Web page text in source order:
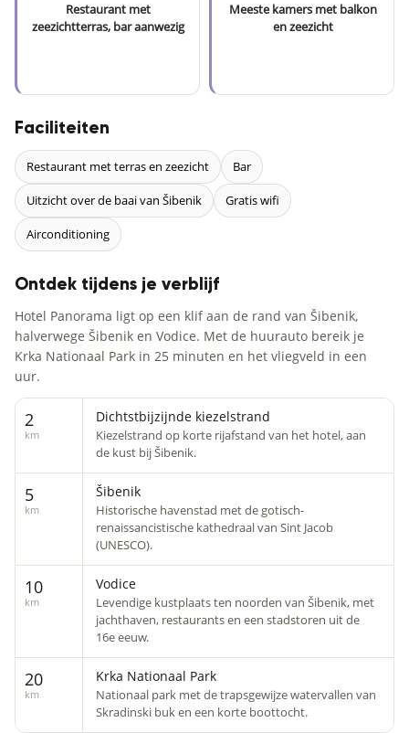
Restaurant met
zeezichtterras, bar aanwezig
Meeste kamers met balkon
en zeezicht
Faciliteiten
Restaurant met terras en zeezicht Bar
Uitzicht over de baai van Šibenik Gratis wifi
Airconditioning
Ontdek tijdens je verblijf
Hotel Panorama ligt op een klif aan de rand van Šibenik,
halverwege Šibenik en Vodice. Met de huurauto bereik je
Krka Nationaal Park in 25 minuten en het vliegveld in een
uur.
2
km
Dichtstbijzijnde kiezelstrand
Kiezelstrand op korte rijafstand van het hotel, aan
de kust bij Šibenik.
5
km
Šibenik
Historische havenstad met de gotisch-
renaissancistische kathedraal van Sint Jacob
(UNESCO).
10
km
Vodice
Levendige kustplaats ten noorden van Šibenik, met
jachthaven, restaurants en een stadstoren uit de
16e eeuw.
20
km
Krka Nationaal Park
Nationaal park met de trapsgewijze watervallen van
Skradinski buk en een korte boottocht.